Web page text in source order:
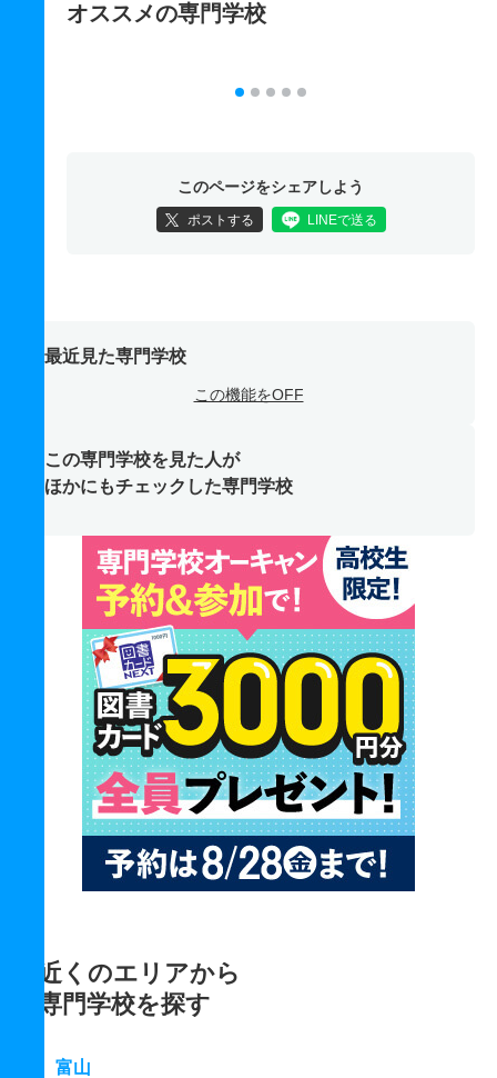
オススメの専門学校
このページをシェアしよう
ポストする LINEで送る
最近見た専門学校
この機能をOFF
この専門学校を見た人が
ほかにもチェックした専門学校
近くのエリアから
専門学校を探す
富山